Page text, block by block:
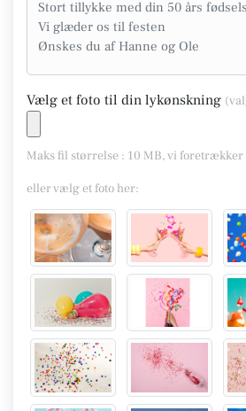
Vælg et foto til din lykønskning
Maks fil størrelse : 10 MB, vi
eller vælg et foto her: